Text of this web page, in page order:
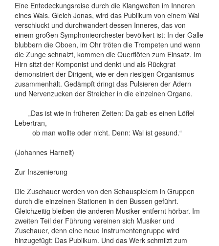
Eine Entedeckungsreise durch die Klangwelten im Inneren
eines Wals. Gleich Jonas, wird das Publikum von einem Wal
verschluckt und durchwandert dessen Inneres, das von
einem großen Symphonieorchester bevölkert ist: In der Galle
blubbern die Oboen, im Ohr tröten die Trompeten und wenn
die Zunge schnalzt, kommen die Querflöten zum Einsatz. Im
Hirn sitzt der Komponist und denkt und als Rückgrat
demonstriert der Dirigent, wie er den riesigen Organismus
zusammenhält. Gedämpft dringt das Pulsieren der Adern
und Nervenzucken der Streicher in die einzelnen Organe.
„Das ist wie in früheren Zeiten: Da gab es einen Löffel
Lebertran,
ob man wollte oder nicht. Denn: Wal ist gesund.“
(Johannes Harneit)
Zur Inszenierung
Die Zuschauer werden von den Schauspielern in Gruppen
durch die einzelnen Stationen in den Bussen geführt.
Gleichzeitig bleiben die anderen Musiker entfernt hörbar. Im
zweiten Teil der Führung vereinen sich Musiker und
Zuschauer, denn eine neue Instrumentengruppe wird
hinzugefügt: Das Publikum. Und das Werk schmilzt zum